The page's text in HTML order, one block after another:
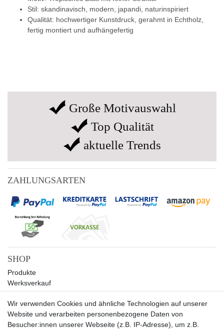
Stil: skandinavisch, modern, japandi, naturinspiriert
Qualität: hochwertiger Kunstdruck, gerahmt in Echtholz,
fertig montiert und aufhängefertig
Große Motivauswahl
Top Qualität
aktuelle Trends
ZAHLUNGSARTEN
SHOP
Produkte
Werksverkauf
Sale
UNTERNEHMEN
Über uns
Wir verwenden Cookies und ähnliche Technologien auf unserer
Website und verarbeiten personenbezogene Daten von
Besucher:innen unserer Webseite (z.B. IP-Adresse), um z.B.